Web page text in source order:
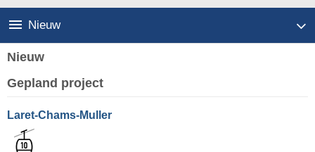
Nieuw
Nieuw
Gepland project
Laret-Chams-Muller